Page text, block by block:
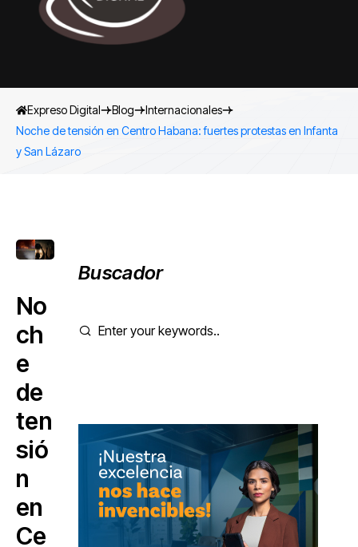
Expreso Digital Blog
Internacionales
Noche de tensión en Centro Habana: fuertes protestas en Infanta
y San Lázaro
No
ch
e
de
ten
sió
n
en
Ce
Buscador